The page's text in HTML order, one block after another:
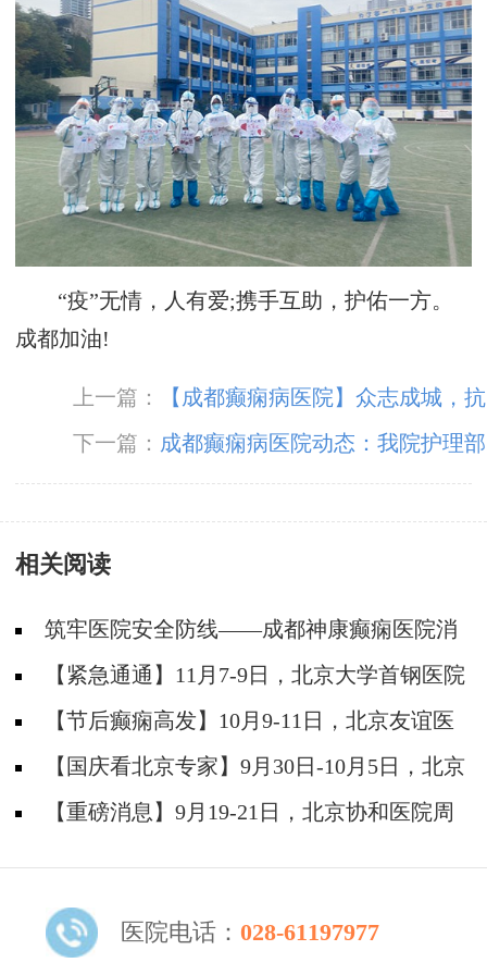
“疫”无情，人有爱;携手互助，护佑一方。
成都加油!
上一篇：
【成都癫痫病医院】众志成城，抗
击疫情 ！成都神康癫痫医院白衣战士闻令而
动，火速奔赴抗疫一线！
下一篇： 成都癫痫病医院动态：我院护理部
成功举办2021护士技能大赛
相关阅读
筑牢医院安全防线——成都神康癫痫医院消
防安全培训纪实
【紧急通通】11月7-9日，北京大学首钢医院
神经内科胡颖教授亲临成都会诊，破解癫痫疑难
【节后癫痫高发】10月9-11日，北京友谊医
院陈葵博士免费会诊+治疗援助，破解癫痫难
题！
【国庆看北京专家】9月30日-10月5日，北京
天坛&首钢医院两大专家蓉城亲诊+癫痫大额救
【重磅消息】9月19-21日，北京协和医院周
线！
医院电话： 028-61197977